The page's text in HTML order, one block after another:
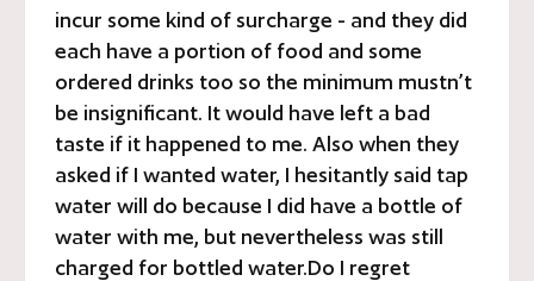
incur some kind of surcharge - and they did
each have a portion of food and some
ordered drinks too so the minimum mustn’t
be insignificant. It would have left a bad
taste if it happened to me. Also when they
asked if I wanted water, I hesitantly said tap
water will do because I did have a bottle of
water with me, but nevertheless was still
charged for bottled water.Do I regret